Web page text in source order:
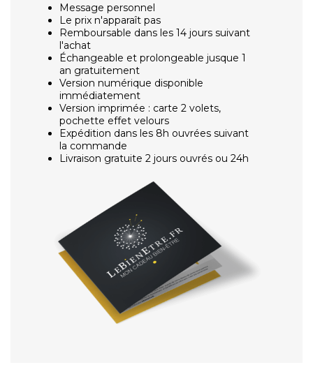
Message personnel
Le prix n'apparaît pas
Remboursable dans les 14 jours suivant
l'achat
Échangeable et prolongeable jusque 1
an gratuitement
Version numérique disponible
immédiatement
Version imprimée : carte 2 volets,
pochette effet velours
Expédition dans les 8h ouvrées suivant
la commande
Livraison gratuite 2 jours ouvrés ou 24h